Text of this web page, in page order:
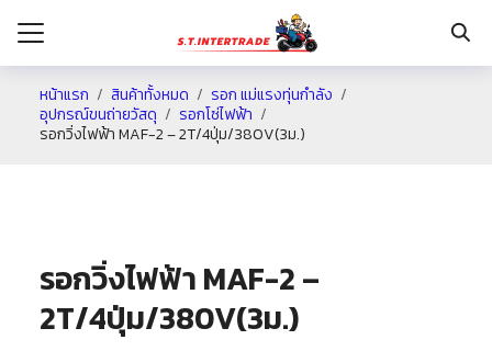
หน้าแรก สินค้าทั้งหมด
รอก แม่แรงทุ่นกำลัง
อุปกรณ์ขนถ่ายวัสดุ
รอกโซ่ไฟฟ้า
รอกวิ่งไฟฟ้า MAF-2 – 2T/4ปุ่ม/380V(3ม.)
รอกวิ่งไฟฟ้า MAF-2 –
2T/4ปุ่ม/380V(3ม.)